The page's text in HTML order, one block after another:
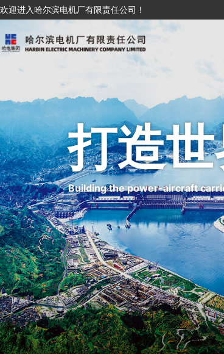
欢迎进入哈尔滨电机厂有限责任公司！